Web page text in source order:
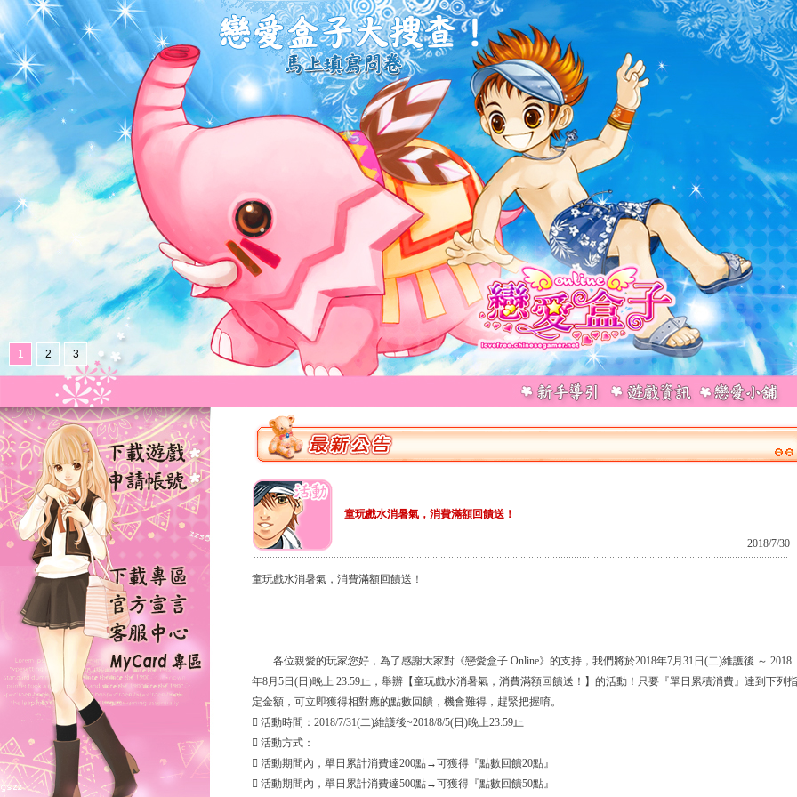
1 2 3
童玩戲水消暑氣，消費滿額回饋送！
2018/7/30
童玩戲水消暑氣，消費滿額回饋送！
各位親愛的玩家您好，為了感謝大家對《戀愛盒子 Online》的支持，我們將於2018年7月31日(二)維護後 ～ 2018
年8月5日(日)晚上 23:59止，舉辦【童玩戲水消暑氣，消費滿額回饋送！】的活動！只要『單日累積消費』達到下列指
定金額，可立即獲得相對應的點數回饋，機會難得，趕緊把握唷。
 活動時間：2018/7/31(二)維護後~2018/8/5(日)晚上23:59止
 活動方式：
 活動期間內，單日累計消費達200點→可獲得『點數回饋20點』
 活動期間內，單日累計消費達500點→可獲得『點數回饋50點』